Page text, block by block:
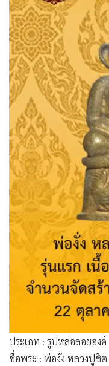
ประเภท : รูปหล่อลอยองค์
ชื่อพระ : พ่องั่ง หลวงปู่ชิ